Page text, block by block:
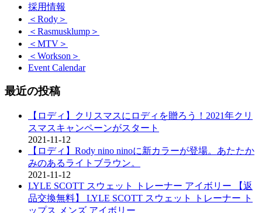
採用情報
＜Rody＞
＜Rasmusklump＞
＜MTV＞
＜Workson＞
Event Calendar
最近の投稿
【ロディ】クリスマスにロディを贈ろう！2021年クリ
スマスキャンペーンがスタート
2021-11-12
【ロディ】Rody nino ninoに新カラーが登場。あたたか
みのあるライトブラウン。
2021-11-12
LYLE SCOTT スウェット トレーナー アイボリー 【返
品交換無料】 LYLE SCOTT スウェット トレーナー ト
ップス メンズ アイボリー